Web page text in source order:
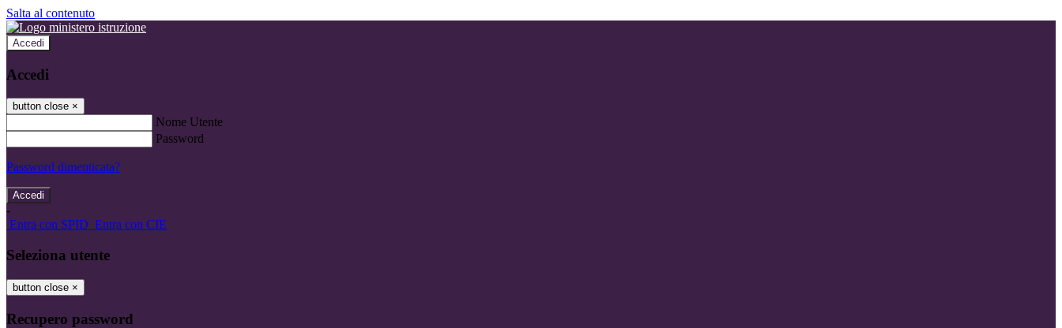
Salta al contenuto
Accedi
Accedi
button close ×
Nome Utente
Password
Password dimenticata?
-
Entra con SPID Entra con CIE
Seleziona utente
button close ×
Recupero password